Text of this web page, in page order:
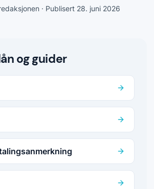
· Publisert 28. juni 2026
og guider